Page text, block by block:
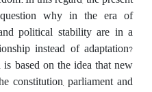
why in the era of
political stability are in a
instead of adaptation?
based on the idea that new
constitution, parliament and